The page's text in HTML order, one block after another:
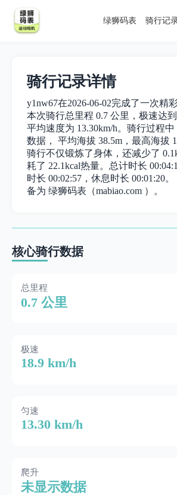
骑行记
绿狮码表
骑行记录详情
y1nw67在2026-06-02完成了一次精
本次骑行总里程 0.7 公里，极速达到
平均速度为 13.30km/h。骑行过程
数据， 平均海拔 38.5m，最高海拔
骑行不仅锻炼了身体，还减少了
耗了 22.1kcal热量。总计时长
时长 00:02:57，休息时长 00:01:20
备为 绿狮码表（mabiao.com ）。
核心骑行数据
总里程
0.7 公里
极速
18.9 km/h
匀速
13.30 km/h
爬升
未显示数据